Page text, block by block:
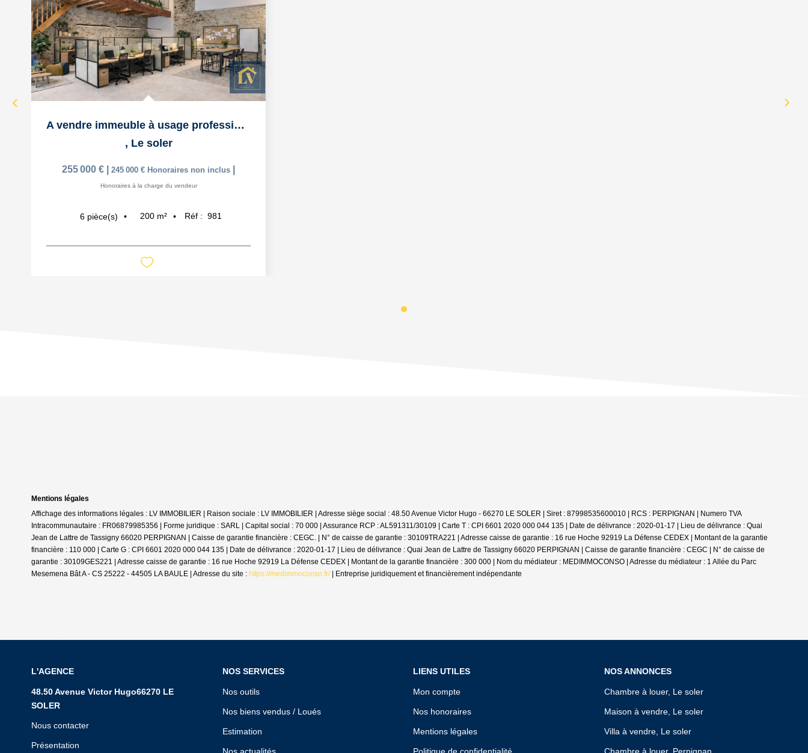
A vendre immeuble à usage professionnel / commercial de 200...
, Le soler
255 000 € 245 000 € Honoraires non inclus
Honoraires à la charge du vendeur
6 pièce(s) 200 m² Réf : 981
Mentions légales
Affichage des informations légales : LV IMMOBILIER | Raison sociale : LV IMMOBILIER | Adresse siège social : 48.50 Avenue Victor Hugo - 66270 LE SOLER | Siret : 87998535600010 | RCS : PERPIGNAN | Numero TVA
Intracommunautaire : FR06879985356 | Forme juridique : SARL | Capital social : 70 000 | Assurance RCP : AL591311/30109 | Carte T : CPI 6601 2020 000 044 135 | Date de délivrance : 2020-01-17 | Lieu de délivrance : Quai
Jean de Lattre de Tassigny 66020 PERPIGNAN | Caisse de garantie financière : CEGC. | N° de caisse de garantie : 30109TRA221 | Adresse caisse de garantie : 16 rue Hoche 92919 La Défense CEDEX | Montant de la garantie
financière : 110 000 | Carte G : CPI 6601 2020 000 044 135 | Date de délivrance : 2020-01-17 | Lieu de délivrance : Quai Jean de Lattre de Tassigny 66020 PERPIGNAN | Caisse de garantie financière : CEGC | N° de caisse de
garantie : 30109GES221 | Adresse caisse de garantie : 16 rue Hoche 92919 La Défense CEDEX | Montant de la garantie financière : 300 000 | Nom du médiateur : MEDIMMOCONSO | Adresse du médiateur : 1 Allée du Parc
Mesemena Bât A - CS 25222 - 44505 LA BAULE | Adresse du site : https://medimmoconso.fr/| Entreprise juridiquement et financièrement indépendante
L'AGENCE
48.50 Avenue Victor Hugo66270 LE
SOLER
Nous contacter
Présentation
NOS SERVICES
Nos outils
Nos biens vendus / Loués
Estimation
LIENS UTILES
Mon compte
Nos honoraires
Mentions légales
NOS ANNONCES
Chambre à louer, Le soler
Maison à vendre, Le soler
Villa à vendre, Le soler